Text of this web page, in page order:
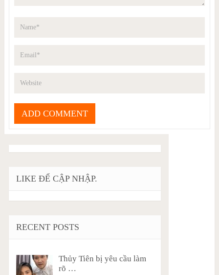
LIKE ĐỂ CẬP NHẬP.
RECENT POSTS
Thủy Tiên bị yêu cầu làm
rõ …